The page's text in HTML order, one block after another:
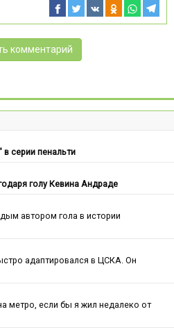
комментарий
серии пенальти
голу Кевина Андраде
автором гола в истории
адаптировался в ЦСКА. Он
метро, если бы я жил недалеко от